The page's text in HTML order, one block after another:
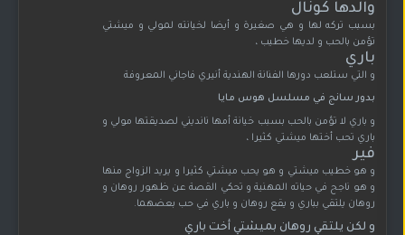
والدها كونال
بسبب تركه لها و هي صغيرة و أيضا لخيانته لمولي و ميشتي
تؤمن بالحب و لديها خطيب ،
باري
و التي ستلعب دورها الفنانة الهندية أنيري فاجاني المعروفة
بدور سانج في مسلسل هوس مايا
و باري لا تؤمن بالحب بسبب خيانة أمها نانديني لصديقتها مولي و
باري تحب أختها ميشتي كثيرا ،
فير
و هو خطيب ميشتي و هو يحب ميشتي كثيرا و يريد الزواج منها
و هو ناجح في حياته المهنية و تحكي القصة عن ظهور روهان و
روهان يلتقي بباري و يقع روهان و باري في حب بعضهما.
و لكن يلتقي روهان بميشتي أخت باري